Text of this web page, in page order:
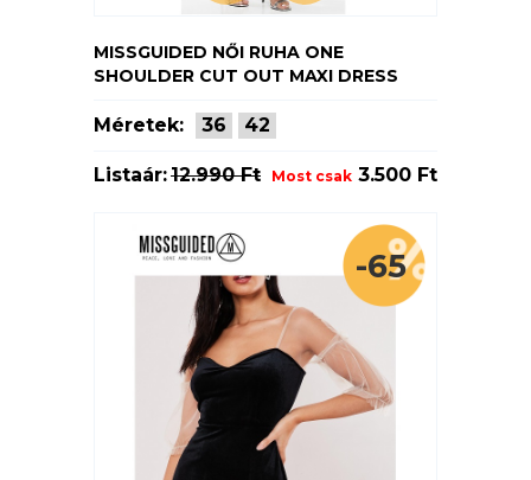
MISSGUIDED NŐI RUHA ONE
SHOULDER CUT OUT MAXI DRESS
Méretek: 36 42
Listaár:12.990 Ft Most csak 3.500 Ft
-65